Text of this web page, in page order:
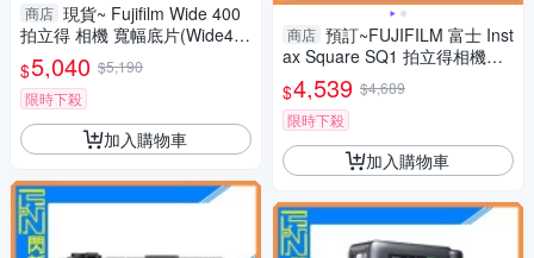
商店 現貨~ Fujifilm Wide 400
拍立得 相機 寬幅底片(Wide40
0,公司貨)
$5,040 $5,190
限時下殺
加入購物車
商店 預訂~FUJIFILM 富士 Inst
ax Square SQ1 拍立得相機
+底片20張 白/橙/藍 (公司貨)
$4,539 $4,689
限時下殺
加入購物車